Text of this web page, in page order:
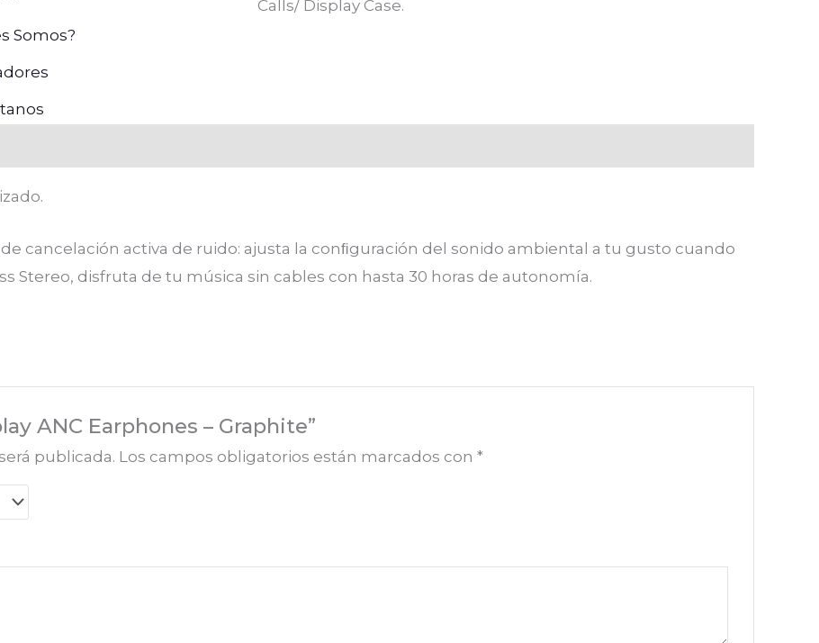
Somos?
Calls/ Display Case.
cancelación activa de ruido: ajusta la conﬁguración del sonido ambiental a tu gusto cuando
Stereo, disfruta de tu música sin cables con hasta 30 horas de autonomía.
ANC Earphones – Graphite”
publicada. Los campos obligatorios están marcados con*